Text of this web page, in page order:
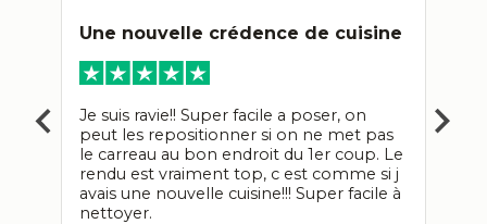
Une nouvelle crédence de cuisine
Je suis ravie!! Super facile a poser, on
peut les repositionner si on ne met pas
le carreau au bon endroit du 1er coup. Le
rendu est vraiment top, c est comme si j
avais une nouvelle cuisine!!! Super facile à
nettoyer.
Je